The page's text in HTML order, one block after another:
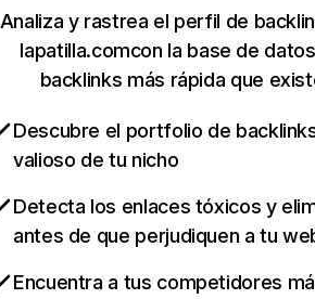
Analiza y rastrea el perfil de
lapatilla.comcon la base de
backlinks más rápida que
Descubre el portfolio de
valioso de tu nicho
Detecta los enlaces tóxicos y
antes de que perjudiquen a tu
Encuentra a tus competidores